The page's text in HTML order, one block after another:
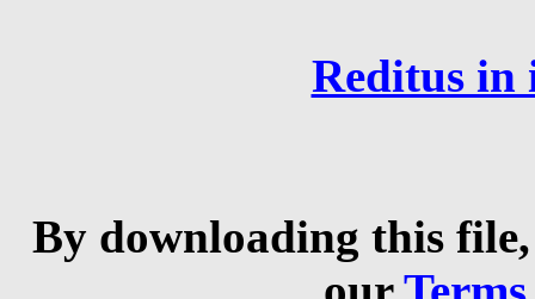
Reditus in
By downloading this